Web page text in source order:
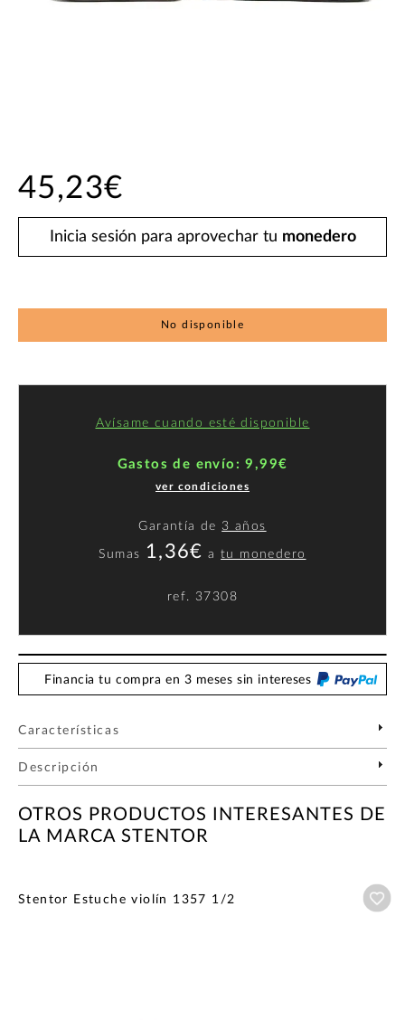
45,23€
Inicia sesión para aprovechar tu monedero
No disponible
Avísame cuando esté disponible
Gastos de envío: 9,99€
ver condiciones
Garantía de 3 años
Sumas 1,36€ atu monedero
ref. 37308
Financia tu compra en 3 meses sin intereses
Características
Descripción
OTROS PRODUCTOS INTERESANTES DE
LA MARCA STENTOR
Stentor Estuche violín 1357 1/2